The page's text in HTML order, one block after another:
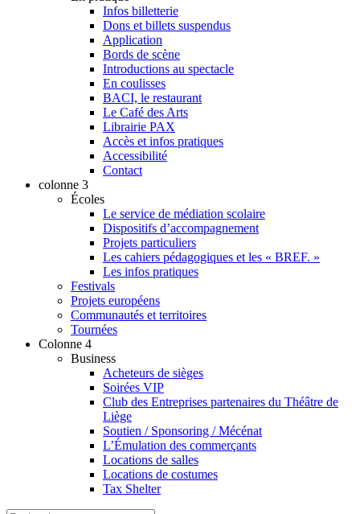
Infos billetterie
Dons et billets suspendus
Application
Bords de scène
Introductions au spectacle
En coulisses
BACI, le restaurant
Le Café des Arts
Librairie PAX
Accès et infos pratiques
Accessibilité
Contact
colonne 3
Écoles
Le service de médiation scolaire
Dispositifs d’accompagnement
Projets particuliers
Les cahiers pédagogiques et les « BREF. »
Les infos pratiques
Festivals
Projets européens
Communautés et territoires
Tournées
Colonne 4
Business
Acheteurs de sièges
Soirées VIP
Club des Entreprises partenaires du Théâtre de
Liège
Soutien / Sponsoring / Mécénat
L’Émulation des commerçants
Locations de salles
Locations de costumes
Tax Shelter